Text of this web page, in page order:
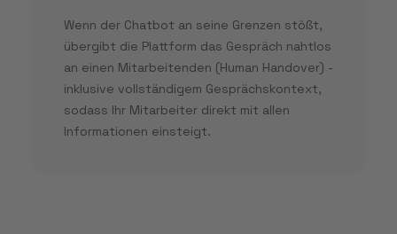
Wenn der Chatbot an seine Grenzen stößt,
übergibt die Plattform das Gespräch nahtlos
an einen Mitarbeitenden (Human Handover) -
inklusive vollständigem Gesprächskontext,
sodass Ihr Mitarbeiter direkt mit allen
Informationen einsteigt.